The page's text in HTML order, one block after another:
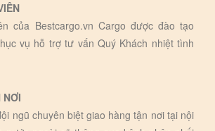
của Bestcargo.vn Cargo được đào tạo
vụ hỗ trợ tư vấn Quý Khách nhiệt tình
NƠI
ngũ chuyên biệt giao hàng tận nơi tại nội